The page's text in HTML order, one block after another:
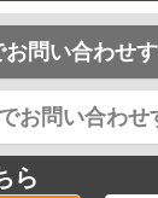
お問い合わせ
お問い合わせ
ら